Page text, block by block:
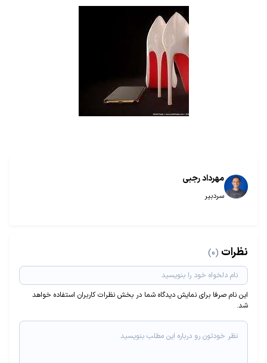
مهرداد رجبی
سردبیر
نظرات (0)
این نام صرفا برای نمایش دیدگاه شما در بخش نظرات کاربران استفاده خواهد
شد.